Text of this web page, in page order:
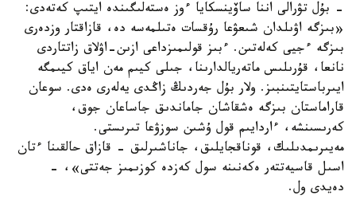
- بۇل تۋرالى اننا ساۆينسكايا ءوز ەستەلىگىندە ايتىپ كەتەدى:
«بىزگە اۋىلدان شىعۋعا رۇقسات ەتىلمەسە دە، قازاقتار وزدەرى
بىزگە ءجيى كەلەتىن. ءبىز قولىمىزداعى ازىن-اۋلاق زاتتاردى
نانعا، قۇرىلىس ماتەريالدارىنا، جىلى كيىم مەن اياق كيىمگە
ايىرباستايتىنبىز. ولار بۇل جەردىڭ زاڭدى يەلەرى ەدى. سوعان
قاراماستان بىزگە ەشقاشان جاماندىق جاساعان جوق،
كەرىسىنشە، ءاردايىم قول ۇشىن سوزۋعا تىرىستى.
مەيىرىمدىلىك، قوناقجايلىق، جاناشىرلىق - قازاق حالقىنا ءتان
اسىل قاسيەتتەر ەكەنىنە سول كەزدە كوزىمىز جەتتى»، -
دەيدى ول.